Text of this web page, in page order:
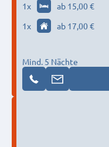
Doppelzimmern
1x ab 15,00 €
1x ab 17,00 €
Mind. 5 Nächte